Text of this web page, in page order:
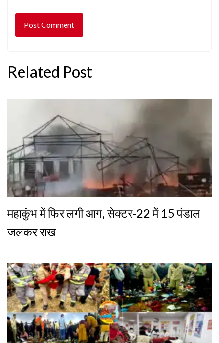
Related Post
महाकुंभ में फिर लगी आग, सेक्टर-22 में 15 पंडाल
जलकर राख